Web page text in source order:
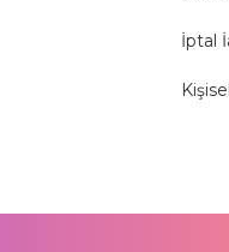
İptal